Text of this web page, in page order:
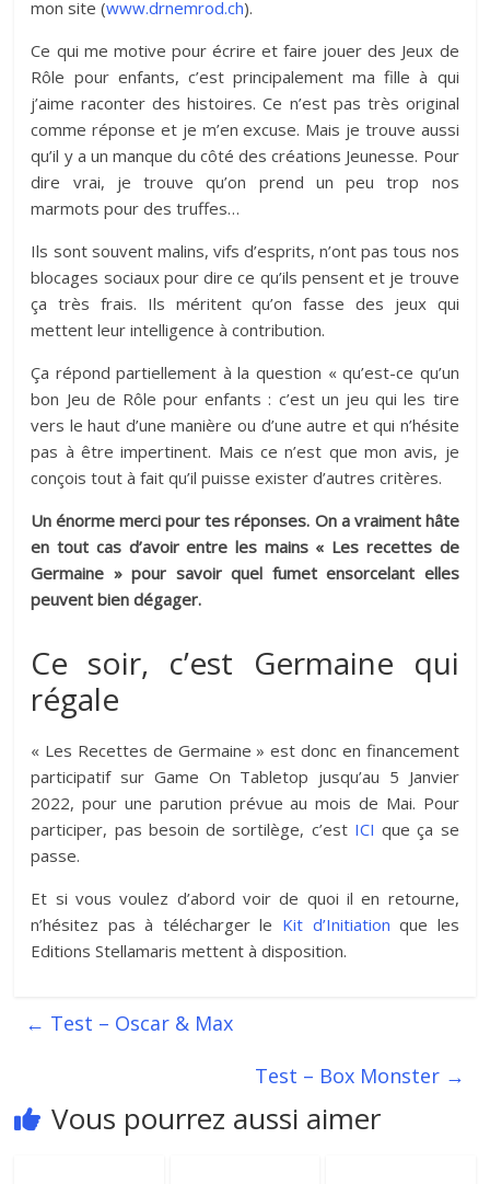
mon site (www.drnemrod.ch).
Ce qui me motive pour écrire et faire jouer des Jeux de
Rôle pour enfants, c’est principalement ma fille à qui
j’aime raconter des histoires. Ce n’est pas très original
comme réponse et je m’en excuse. Mais je trouve aussi
qu’il y a un manque du côté des créations Jeunesse. Pour
dire vrai, je trouve qu’on prend un peu trop nos
marmots pour des truffes…
Ils sont souvent malins, vifs d’esprits, n’ont pas tous nos
blocages sociaux pour dire ce qu’ils pensent et je trouve
ça très frais. Ils méritent qu’on fasse des jeux qui
mettent leur intelligence à contribution.
Ça répond partiellement à la question « qu’est-ce qu’un
bon Jeu de Rôle pour enfants : c’est un jeu qui les tire
vers le haut d’une manière ou d’une autre et qui n’hésite
pas à être impertinent. Mais ce n’est que mon avis, je
conçois tout à fait qu’il puisse exister d’autres critères.
Un énorme merci pour tes réponses. On a vraiment hâte
en tout cas d’avoir entre les mains « Les recettes de
Germaine » pour savoir quel fumet ensorcelant elles
peuvent bien dégager.
Ce soir, c’est Germaine qui
régale
« Les Recettes de Germaine » est donc en financement
participatif sur Game On Tabletop jusqu’au 5 Janvier
2022, pour une parution prévue au mois de Mai. Pour
participer, pas besoin de sortilège, c’est ICI que ça se
passe.
Et si vous voulez d’abord voir de quoi il en retourne,
n’hésitez pas à télécharger le Kit d’Initiation que les
Editions Stellamaris mettent à disposition.
← Test – Oscar & Max
Test – Box Monster →
Vous pourrez aussi aimer